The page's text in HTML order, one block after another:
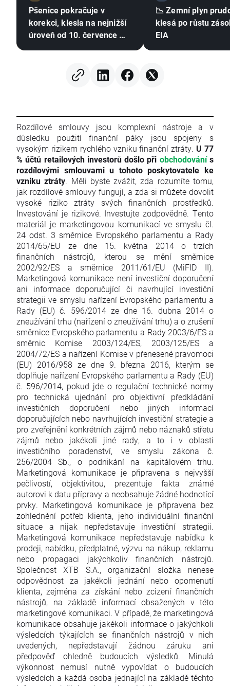
Pšenice pokračuje v
korekci, klesla na nejnižší
úroveň od 10. července 🚩
📉 Zemní plyn
klesá po růstu
EIA
Rozdílové smlouvy jsou komplexní nástroje a v
důsledku použití finanční páky jsou spojeny s
vysokým rizikem rychlého vzniku finanční ztráty. U 77
% účtů retailových investorů došlo při obchodovánís
rozdílovými smlouvami u tohoto poskytovatele ke
vzniku ztráty. Měli byste zvážit, zda rozumíte tomu,
jak rozdílové smlouvy fungují, a zda si můžete dovolit
vysoké riziko ztráty svých finančních prostředků.
Investování je rizikové. Investujte zodpovědně. Tento
materiál je marketingovou komunikací ve smyslu čl.
24 odst. 3 směrnice Evropského parlamentu a Rady
2014/65/EU ze dne 15. května 2014 o trzích
finančních nástrojů, kterou se mění směrnice
2002/92/ES a směrnice 2011/61/EU (MiFID II).
Marketingová komunikace není investiční doporučení
ani informace doporučující či navrhující investiční
strategii ve smyslu nařízení Evropského parlamentu a
Rady (EU) č. 596/2014 ze dne 16. dubna 2014 o
zneužívání trhu (nařízení o zneužívání trhu) a o zrušení
směrnice Evropského parlamentu a Rady 2003/6/ES a
směrnic Komise 2003/124/ES, 2003/125/ES a
2004/72/ES a nařízení Komise v přenesené pravomoci
(EU) 2016/958 ze dne 9. března 2016, kterým se
doplňuje nařízení Evropského parlamentu a Rady (EU)
č. 596/2014, pokud jde o regulační technické normy
pro technická ujednání pro objektivní předkládání
investičních doporučení nebo jiných informací
doporučujících nebo navrhujících investiční strategie a
pro zveřejnění konkrétních zájmů nebo náznaků střetu
zájmů nebo jakékoli jiné rady, a to i v oblasti
investičního poradenství, ve smyslu zákona č.
256/2004 Sb., o podnikání na kapitálovém trhu.
Marketingová komunikace je připravena s nejvyšší
pečlivostí, objektivitou, prezentuje fakta známé
autorovi k datu přípravy a neobsahuje žádné hodnotící
prvky. Marketingová komunikace je připravena bez
zohlednění potřeb klienta, jeho individuální finanční
situace a nijak nepředstavuje investiční strategii.
Marketingová komunikace nepředstavuje nabídku k
prodeji, nabídku, předplatné, výzvu na nákup, reklamu
nebo propagaci jakýchkoliv finančních nástrojů.
Společnost XTB S.A., organizační složka nenese
odpovědnost za jakékoli jednání nebo opomenutí
klienta, zejména za získání nebo zcizení finančních
nástrojů, na základě informací obsažených v této
marketingové komunikaci. V případě, že marketingová
komunikace obsahuje jakékoli informace o jakýchkoli
výsledcích týkajících se finančních nástrojů v nich
uvedených, nepředstavují žádnou záruku ani
předpověď ohledně budoucích výsledků. Minulá
výkonnost nemusí nutně vypovídat o budoucích
výsledcích a každá osoba jednající na základě těchto